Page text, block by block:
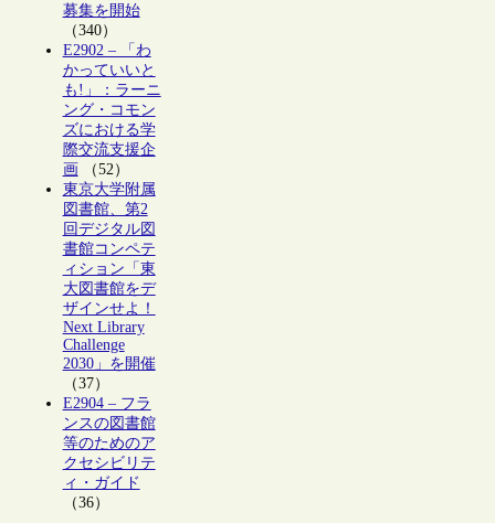
募集を開始
（340）
E2902 – 「わ
かっていいと
も!」：ラーニ
ング・コモン
ズにおける学
際交流支援企
画 （52）
東京大学附属
図書館、第2
回デジタル図
書館コンペテ
ィション「東
大図書館をデ
ザインせよ！
Next Library
Challenge
2030」を開催
（37）
E2904 – フラ
ンスの図書館
等のためのア
クセシビリテ
ィ・ガイド
（36）